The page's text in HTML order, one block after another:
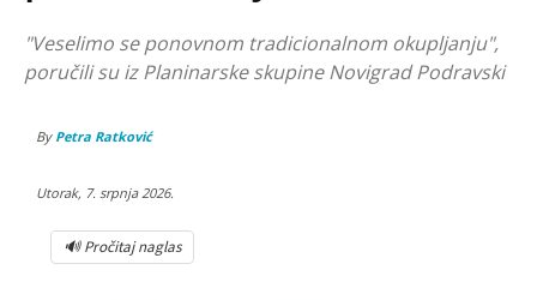
"Veselimo se ponovnom tradicionalnom okupljanju",
poručili su iz Planinarske skupine Novigrad Podravski
By Petra Ratković
Utorak, 7. srpnja 2026.
🔊 Pročitaj naglas